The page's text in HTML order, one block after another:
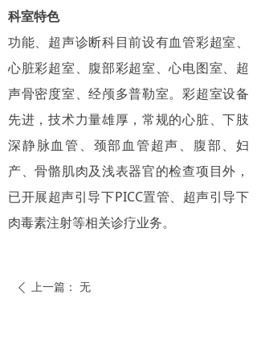
科室特色
功能、超声诊断科目前设有血管彩超室、
心脏彩超室、腹部彩超室、心电图室、超
声骨密度室、经颅多普勒室。彩超室设备
先进，技术力量雄厚，常规的心脏、下肢
深静脉血管、颈部血管超声、腹部、妇
产、骨骼肌肉及浅表器官的检查项目外，
已开展超声引导下PICC置管、超声引导下
肉毒素注射等相关诊疗业务。
ꄴ 上一篇： 无